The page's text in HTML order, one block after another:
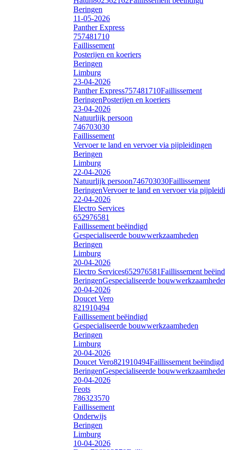
Beringen
11-05-2026
Panther Express
757481710
Faillissement
Posterijen en koeriers
Beringen
Limburg
23-04-2026
Panther Express757481710Faillissement
BeringenPosterijen en koeriers
23-04-2026
Natuurlijk persoon
746703030
Faillissement
Vervoer te land en vervoer via pijpleidingen
Beringen
Limburg
22-04-2026
Natuurlijk persoon746703030Faillissement
BeringenVervoer te land en vervoer via
22-04-2026
Electro Services
652976581
Faillissement beëindigd
Gespecialiseerde bouwwerkzaamheden
Beringen
Limburg
20-04-2026
Electro Services652976581Faillissement
BeringenGespecialiseerde
20-04-2026
Doucet Vero
821910494
Faillissement beëindigd
Gespecialiseerde bouwwerkzaamheden
Beringen
Limburg
20-04-2026
Doucet Vero821910494Faillissement beëindigd
BeringenGespecialiseerde
20-04-2026
Feots
786323570
Faillissement
Onderwijs
Beringen
Limburg
10-04-2026